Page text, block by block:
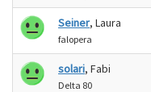
Seiner, Laura
falopera
solari, Fabi
Delta 80